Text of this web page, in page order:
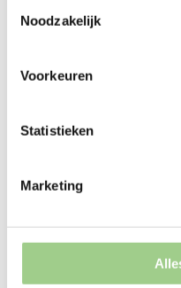
Noodzakelijk
Voorkeuren
Statistieken
Marketing